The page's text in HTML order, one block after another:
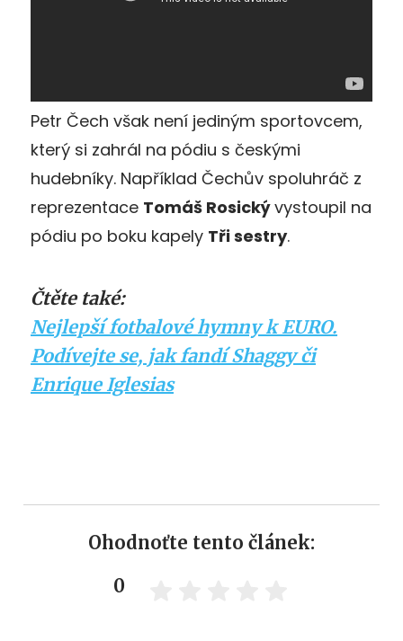
Petr Čech však není jediným sportovcem,
který si zahrál na pódiu s českými
hudebníky. Například Čechův spoluhráč z
reprezentace Tomáš Rosickývystoupil na
pódiu po boku kapely Tři sestry.
Čtěte také:
Nejlepší fotbalové hymny k EURO.
Podívejte se, jak fandí Shaggy či
Enrique Iglesias
Ohodnoťte tento článek:
0